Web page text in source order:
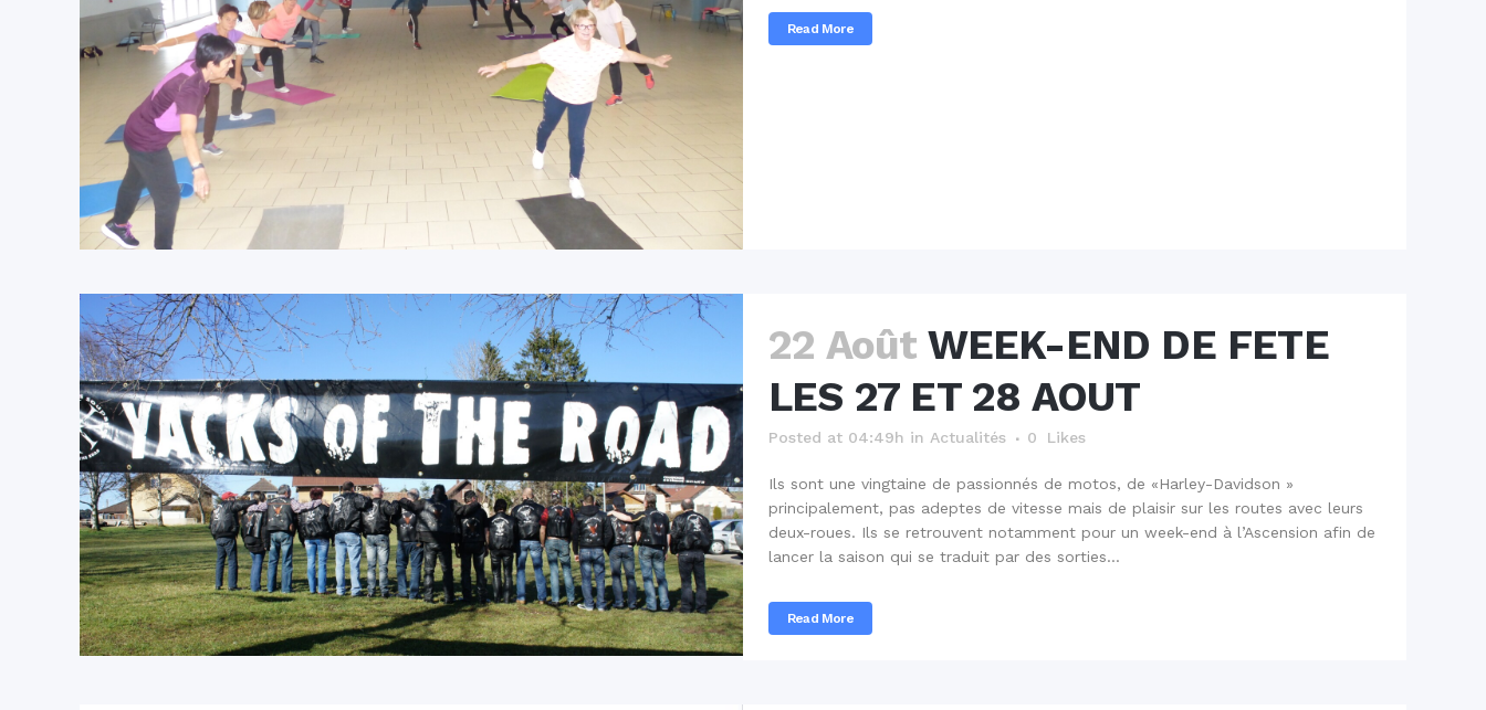
Read More
22 Août WEEK-END DE FETE
LES 27 ET 28 AOUT
Posted at 04:49h in Actualités 0 Likes
Ils sont une vingtaine de passionnés de motos, de «Harley-Davidson »
principalement, pas adeptes de vitesse mais de plaisir sur les routes avec leurs
deux-roues. Ils se retrouvent notamment pour un week-end à l’Ascension afin de
lancer la saison qui se traduit par des sorties...
Read More